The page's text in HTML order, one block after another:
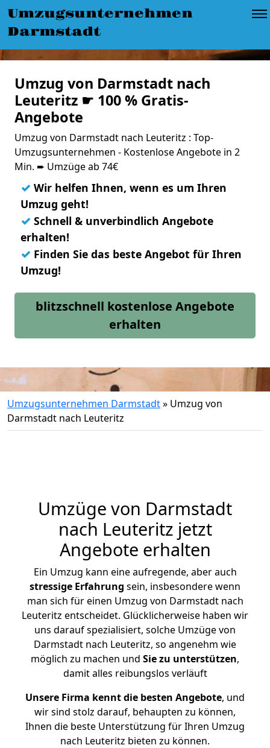
Umzugsunternehmen
Darmstadt
Umzug von Darmstadt nach
Leuteritz ☛ 100 % Gratis-
Angebote
Umzug von Darmstadt nach Leuteritz : Top-
Umzugsunternehmen - Kostenlose Angebote in 2
Min. ➨ Umzüge ab 74€
✓ Wir helfen Ihnen, wenn es um Ihren
Umzug geht!
✓ Schnell & unverbindlich Angebote
erhalten!
✓ Finden Sie das beste Angebot für Ihren
Umzug!
blitzschnell kostenlose Angebote
erhalten
Umzugsunternehmen Darmstadt» Umzug von
Darmstadt nach Leuteritz
Umzüge von Darmstadt
nach Leuteritz jetzt
Angebote erhalten
Ein Umzug kann eine aufregende, aber auch
stressige Erfahrung sein, insbesondere wenn
man sich für einen Umzug von Darmstadt nach
Leuteritz entscheidet. Glücklicherweise haben wir
uns darauf spezialisiert, solche Umzüge von
Darmstadt nach Leuteritz, so angenehm wie
möglich zu machen und Sie zu unterstützen,
damit alles reibungslos verläuft
Unsere Firma kennt die besten Angebote, und
wir sind stolz darauf, behaupten zu können,
Ihnen die beste Unterstützung für Ihren Umzug
nach Leuteritz bieten zu können.